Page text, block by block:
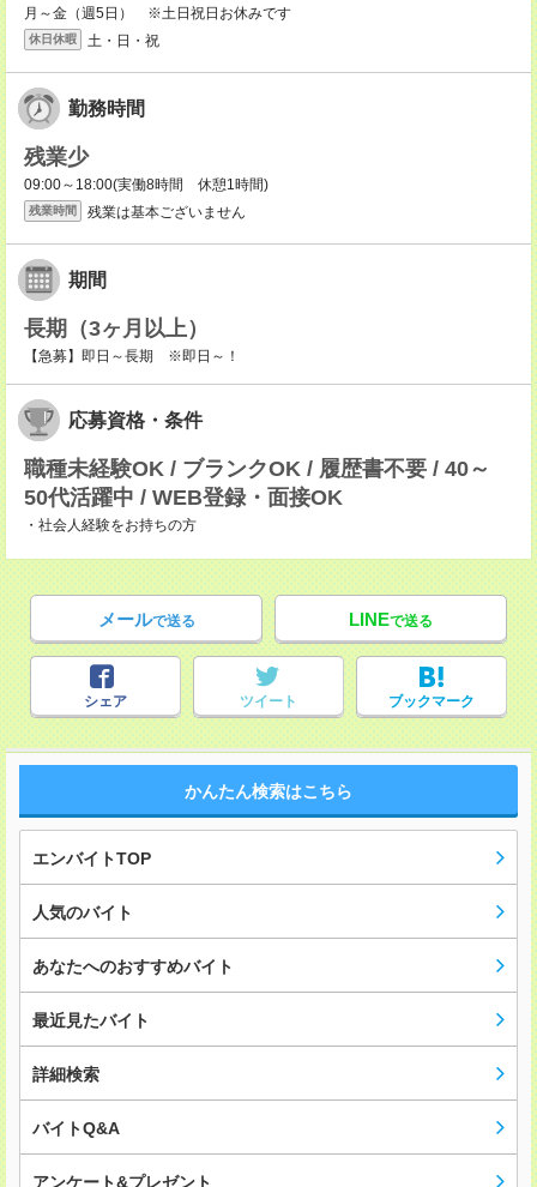
月～金（週5日） ※土日祝日お休みです
休日休暇 土・日・祝
勤務時間
残業少
09:00～18:00(実働8時間 休憩1時間)
残業時間 残業は基本ございません
期間
長期（3ヶ月以上）
【急募】即日～長期 ※即日～！
応募資格・条件
職種未経験OK / ブランクOK / 履歴書不要 / 40～
50代活躍中 / WEB登録・面接OK
・社会人経験をお持ちの方
メールで送る LINEで送る
シェア ツイート ブックマーク
かんたん検索はこちら
エンバイトTOP
人気のバイト
あなたへのおすすめバイト
最近見たバイト
詳細検索
バイトQ&A
アンケート&プレゼント